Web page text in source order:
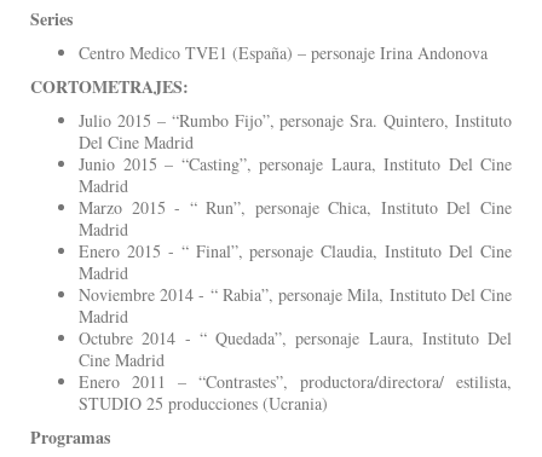
Series
Centro Medico TVE1 (España) – personaje Irina Andonova
CORTOMETRAJES:
Julio 2015 – “Rumbo Fijo”, personaje Sra. Quintero, Instituto
Del Cine Madrid
Junio 2015 – “Casting”, personaje Laura, Instituto Del Cine
Madrid
Marzo 2015 - “ Run”, personaje Chica, Instituto Del Cine
Madrid
Enero 2015 - “ Final”, personaje Claudia, Instituto Del Cine
Madrid
Noviembre 2014 - “ Rabia”, personaje Mila, Instituto Del Cine
Madrid
Octubre 2014 - “ Quedada”, personaje Laura, Instituto Del
Cine Madrid
Enero 2011 – “Contrastes”, productora/directora/ estilista,
STUDIO 25 producciones (Ucrania)
Programas